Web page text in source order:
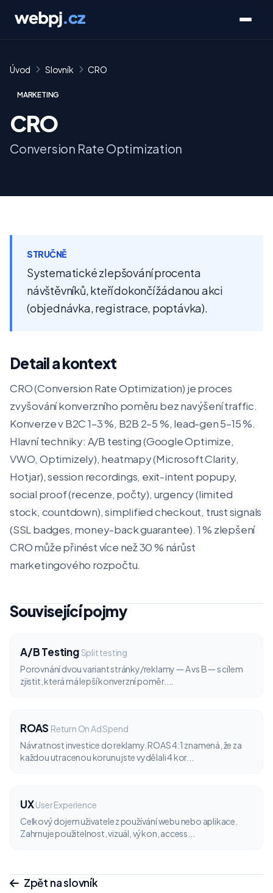
Úvod Slovník CRO
MARKETING
CRO
Conversion Rate Optimization
STRUČNĚ
Systematické zlepšování procenta
návštěvníků, kteří dokončí žádanou akci
(objednávka, registrace, poptávka).
Detail a kontext
CRO (Conversion Rate Optimization) je proces
zvyšování konverzního poměru bez navýšení traffic.
Konverze v B2C 1–3 %, B2B 2–5 %, lead-gen 5–15 %.
Hlavní techniky: A/B testing (Google Optimize,
VWO, Optimizely), heatmapy (Microsoft Clarity,
Hotjar), session recordings, exit-intent popupy,
social proof (recenze, počty), urgency (limited
stock, countdown), simplified checkout, trust signals
(SSL badges, money-back guarantee). 1 % zlepšení
CRO může přinést více než 30 % nárůst
marketingového rozpočtu.
Související pojmy
A/B TestingSplit testing
Porovnání dvou variant stránky/reklamy — A vs B — s cílem
zjistit, která má lepší konverzní poměr....
ROAS Return On Ad Spend
Návratnost investice do reklamy. ROAS 4:1 znamená, že za
každou utracenou korunu jste vydělali 4 kor...
UXUser Experience
Celkový dojem uživatele z používání webu nebo aplikace.
Zahrnuje použitelnost, vizuál, výkon, access...
Zpět na slovník